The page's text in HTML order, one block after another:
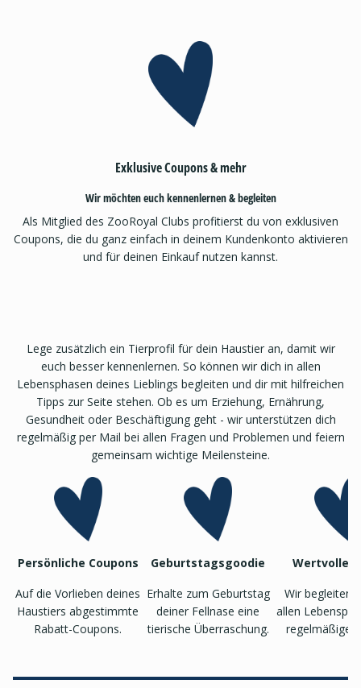
Exklusive Coupons & mehr
Wir möchten euch kennenlernen & begleiten
Als Mitglied des ZooRoyal Clubs profitierst du von exklusiven
Coupons, die du ganz einfach in deinem Kundenkonto aktivieren
und für deinen Einkauf nutzen kannst.
Lege zusätzlich ein Tierprofil für dein Haustier an, damit wir
euch besser kennenlernen. So können wir dich in allen
Lebensphasen deines Lieblings begleiten und dir mit hilfreichen
Tipps zur Seite stehen. Ob es um Erziehung, Ernährung,
Gesundheit oder Beschäftigung geht - wir unterstützen dich
regelmäßig per Mail bei allen Fragen und Problemen und feiern
gemeinsam wichtige Meilensteine.
Persönliche Coupons
Auf die Vorlieben deines
Haustiers abgestimmte
Rabatt-Coupons.
Geburtstagsgoodie
Erhalte zum Geburtstag
deiner Fellnase eine
tierische Überraschung.
Wertvolle
Wir begleiten
allen
regelmäßigen